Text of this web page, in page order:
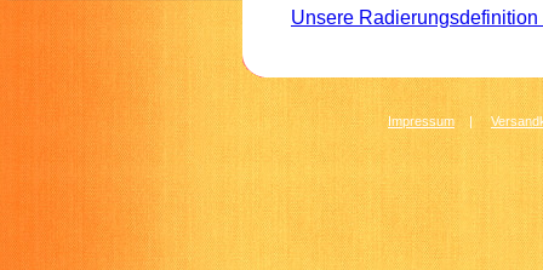
Unsere
Impressum |